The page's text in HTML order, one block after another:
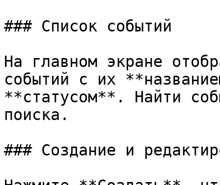
### Список событий
На главном экране
событий с их
**статусом**. Найти
поиска.
### Создание и